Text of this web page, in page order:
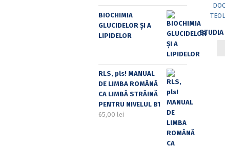
BIOCHIMIA
GLUCIDELOR ȘI A
LIPIDELOR
RLS, pls! MANUAL
DE LIMBA ROMÂNĂ
CA LIMBĂ STRĂINĂ
PENTRU NIVELUL B1
65,00 lei